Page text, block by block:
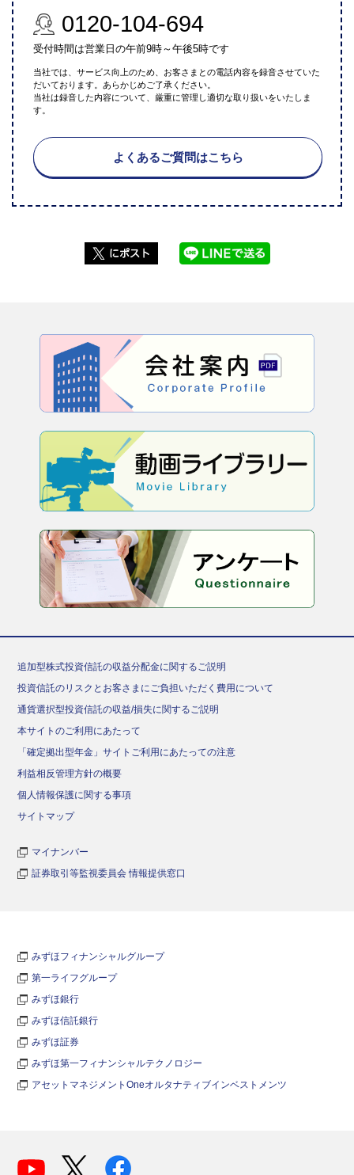
0120-104-694
受付時間は営業日の午前9時～午後5時です
当社では、サービス向上のため、お客さまとの電話内容を録音させていた
だいております。あらかじめご了承ください。
当社は録音した内容について、厳重に管理し適切な取り扱いをいたしま
す。
よくあるご質問はこちら
追加型株式投資信託の収益分配金に関するご説明
投資信託のリスクとお客さまにご負担いただく費用について
通貨選択型投資信託の収益/損失に関するご説明
本サイトのご利用にあたって
「確定拠出型年金」サイトご利用にあたっての注意
利益相反管理方針の概要
個人情報保護に関する事項
サイトマップ
マイナンバー
証券取引等監視委員会 情報提供窓口
みずほフィナンシャルグループ
第一ライフグループ
みずほ銀行
みずほ信託銀行
みずほ証券
みずほ第一フィナンシャルテクノロジー
アセットマネジメントOneオルタナティブインベストメンツ